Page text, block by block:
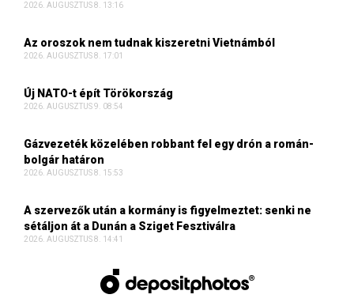
2026. AUGUSZTUS 8. 13:16
Az oroszok nem tudnak kiszeretni Vietnámból
2026. AUGUSZTUS 8. 17:01
Új NATO-t épít Törökország
2026. AUGUSZTUS 9. 08:54
Gázvezeték közelében robbant fel egy drón a román-
bolgár határon
2026. AUGUSZTUS 8. 15:53
A szervezők után a kormány is figyelmeztet: senki ne
sétáljon át a Dunán a Sziget Fesztiválra
2026. AUGUSZTUS 8. 14:41